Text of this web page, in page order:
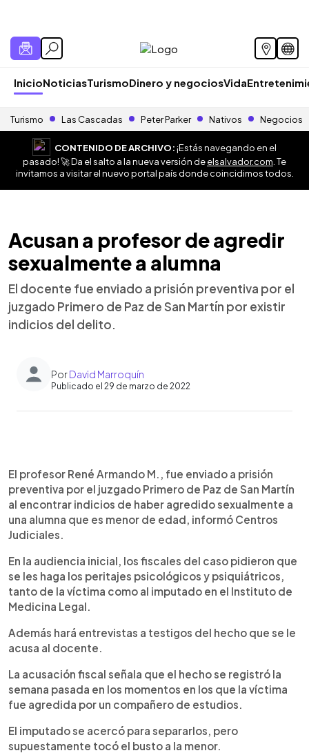
InicioNoticiasTurismoDinero y negociosVida
Turismo Las Cascadas Peter Parker Nativos Negocios
CONTENIDO DE ARCHIVO:¡Estás navegando en el
pasado! 🚀 Da el salto a la nueva versión deelsalvador.com . Te
invitamos a visitar el nuevo portal país donde coincidimos todos.
Acusan a profesor de agredir
sexualmente a alumna
El docente fue enviado a prisión preventiva por el
juzgado Primero de Paz de San Martín por existir
indicios del delito.
PorDavid Marroquín
Publicado el 29 de marzo de 2022
► Escuchar artículo
El profesor René Armando M., fue enviado a prisión
preventiva por el juzgado Primero de Paz de San Martín
al encontrar indicios de haber agredido sexualmente a
una alumna que es menor de edad, informó Centros
Judiciales.
En la audiencia inicial, los fiscales del caso pidieron que
se les haga los peritajes psicológicos y psiquiátricos,
tanto de la víctima como al imputado en el Instituto de
Medicina Legal.
Además hará entrevistas a testigos del hecho que se le
acusa al docente.
La acusación fiscal señala que el hecho se registró la
semana pasada en los momentos en los que la víctima
fue agredida por un compañero de estudios.
El imputado se acercó para separarlos, pero
supuestamente tocó el busto a la menor.